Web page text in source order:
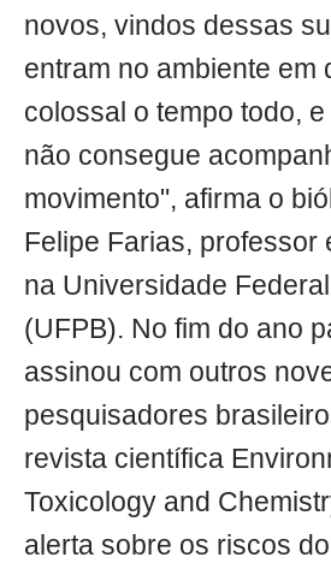
novos, vindos dessas
entram no ambiente em
colossal o tempo todo,
não consegue
movimento", afirma o
Felipe Farias, professor
na Universidade
(UFPB). No fim do ano
assinou com outros
pesquisadores
revista científica
Toxicology and
alerta sobre os riscos